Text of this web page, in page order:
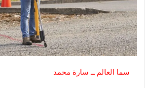
سما العالم ــ سارة محمد